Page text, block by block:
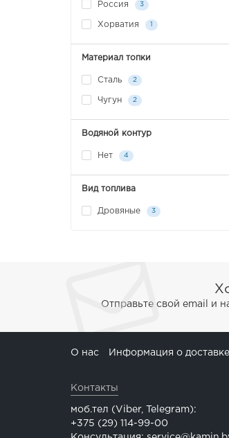
Россия 3
Хорватия
Материал топки
Сталь 2
Чугун 2
Водяной контур
Нет 4
Вид топлива
Дровяные 3
Отправьте свой email и
О нас Информация о доставке
Контакты
моб.тел (Viber, Telegram):
+375 (29) 114-99-00